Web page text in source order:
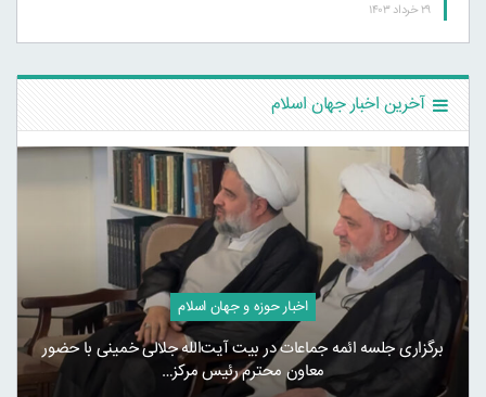
۲۹ خرداد ۱۴۰۳
آخرین اخبار جهان اسلام
اخبار حوزه و جهان اسلام
برگزاری جلسه ائمه جماعات در بیت آیت‌الله جلالی خمینی با حضور
معاون محترم رئیس مرکز…